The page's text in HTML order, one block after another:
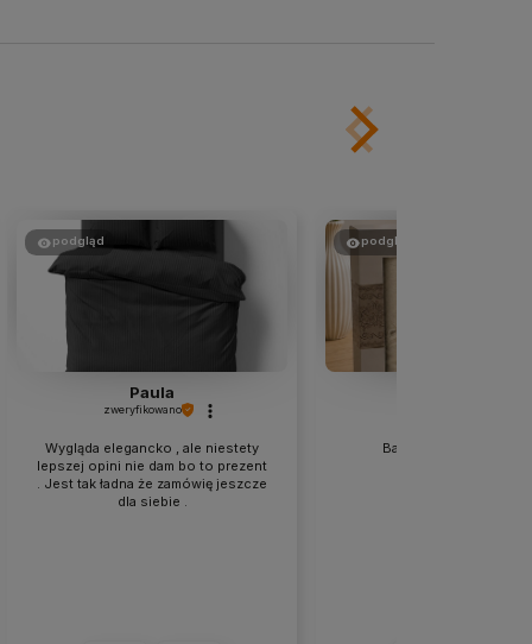
podgląd
Paula
zweryfikowano
Wygląda elegancko , ale niestety
lepszej opini nie dam bo to prezent
. Jest tak ładna że zamówię jeszcze
dla siebie .
podgląd
Bardzo ładny komplet